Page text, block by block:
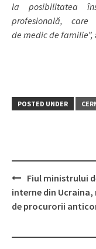
la posibilitatea
profesională,
de medic de familie”,
POSTED UNDER
Post
navigation
Fiul ministrului
interne din
de procurorii